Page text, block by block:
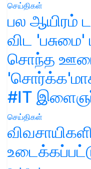
செய்திகள்
பல ஆயிரம்
விட
சொந்த
#IT
செய்திகள்